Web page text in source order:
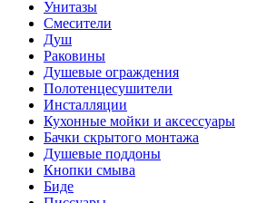
Унитазы
Смесители
Душ
Раковины
Душевые ограждения
Полотенцесушители
Инсталляции
Кухонные мойки и аксессуары
Бачки скрытого монтажа
Душевые поддоны
Кнопки смыва
Биде